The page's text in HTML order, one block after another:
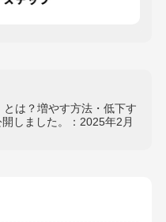
とは？増やす方法・低下す
しました。：2025年2月